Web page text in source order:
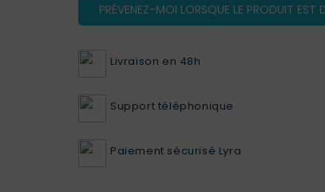
PRÉVENEZ-MOI LORSQUE LE PRODUIT EST
Livraison en 48h
Support téléphonique
Paiement sécurisé Lyra